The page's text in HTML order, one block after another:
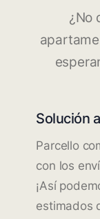
¿No
Solución
Parcello
con los
¡Así
estimados